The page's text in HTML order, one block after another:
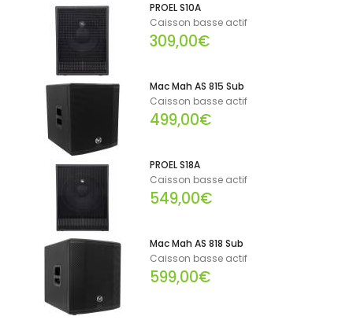
PROEL S10A
Caisson basse actif
309,00€
Mac Mah AS 815 Sub
Caisson basse actif
499,00€
PROEL S18A
Caisson basse actif
549,00€
Mac Mah AS 818 Sub
Caisson basse actif
599,00€